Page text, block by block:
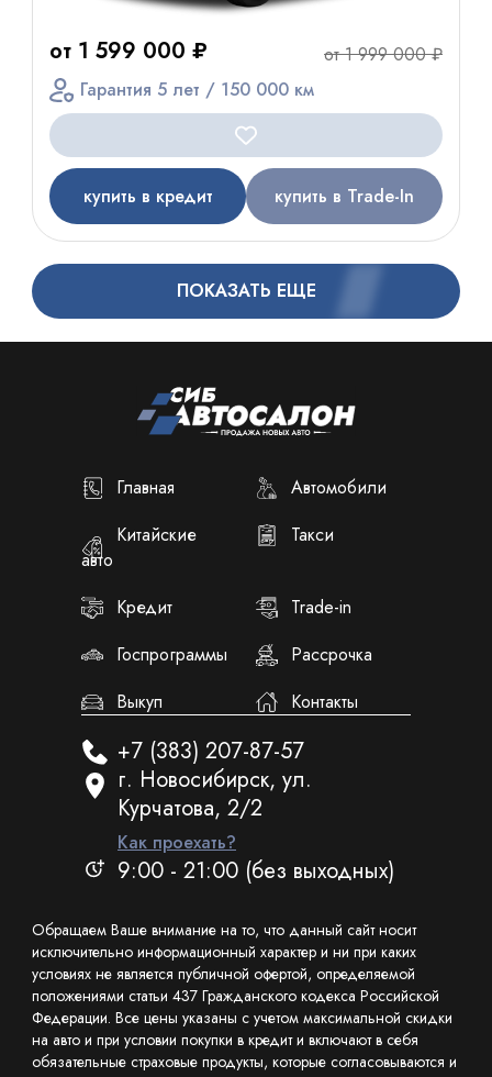
от 1 599 000 ₽
от 1 999 000 ₽
Гарантия 5 лет / 150 000 км
купить в кредит купить в Trade-In
ПОКАЗАТЬ ЕЩЕ
Главная
Автомобили
Китайские
авто
Такси
Кредит
Trade-in
Госпрограммы
Рассрочка
Выкуп
Контакты
+7 (383) 207-87-57
г. Новосибирск, ул.
Курчатова, 2/2
Как проехать?
9:00 - 21:00 (без выходных)
Обращаем Ваше внимание на то, что данный сайт носит
исключительно информационный характер и ни при каких
условиях не является публичной офертой, определяемой
положениями статьи 437 Гражданского кодекса Российской
Федерации. Все цены указаны с учетом максимальной скидки
на авто и при условии покупки в кредит и включают в себя
обязательные страховые продукты, которые согласовываются и